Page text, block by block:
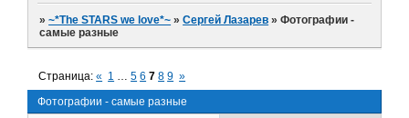
»~*The STARS we love*~ »Сергей Лазарев »Фотографии -
самые разные
Фотографии - самые разные
Страница:« 1 … 5 6 7 8 9 »